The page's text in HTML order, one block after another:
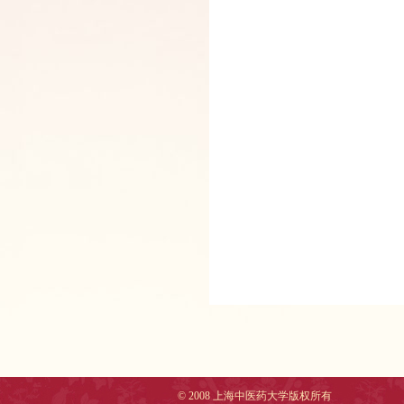
© 2008 上海中医药大学版权所有